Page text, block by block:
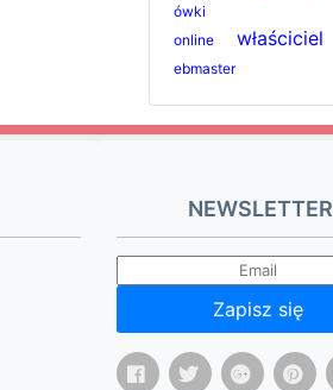
ówki
online
właściciel
ebmaster
NEWSLETTER
Zapisz się